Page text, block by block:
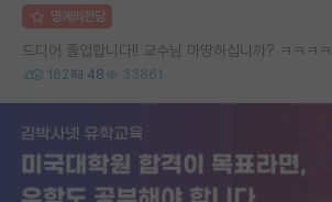
명예의전당
드디어 졸업합니다!! 교수님 마땅하십니까? ㅋㅋㅋㅋ
162 48 33861